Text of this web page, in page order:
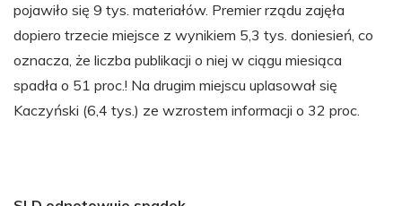
pojawiło się 9 tys. materiałów. Premier rządu zajęła
dopiero trzecie miejsce z wynikiem 5,3 tys. doniesień, co
oznacza, że liczba publikacji o niej w ciągu miesiąca
spadła o 51 proc.! Na drugim miejscu uplasował się
Kaczyński (6,4 tys.) ze wzrostem informacji o 32 proc.